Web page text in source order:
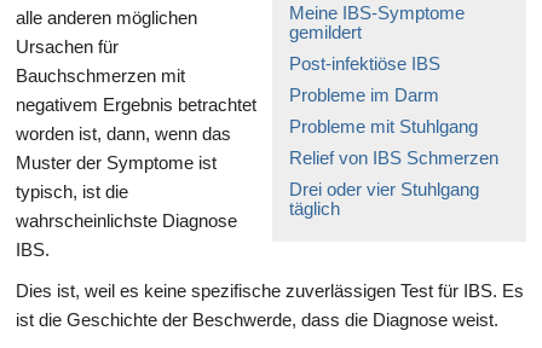
Meine IBS-Symptome
gemildert
Post-infektiöse IBS
Probleme im Darm
Probleme mit Stuhlgang
Relief von IBS Schmerzen
Drei oder vier Stuhlgang
täglich
alle anderen möglichen
Ursachen für
Bauchschmerzen mit
negativem Ergebnis betrachtet
worden ist, dann, wenn das
Muster der Symptome ist
typisch, ist die
wahrscheinlichste Diagnose
IBS.
Dies ist, weil es keine spezifische zuverlässigen Test für IBS. Es
ist die Geschichte der Beschwerde, dass die Diagnose weist.